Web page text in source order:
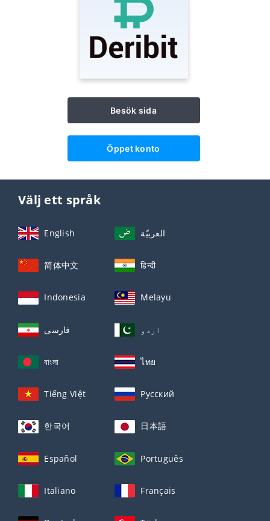
Besök sida
Öppet konto
Välj ett språk
English العربيّة
简体中文 हिन्दी
Indonesia Melayu
فارسی اردو
বাংলা ไทย
Tiếng Việt Русский
한국어 日本語
Español Português
Italiano Français